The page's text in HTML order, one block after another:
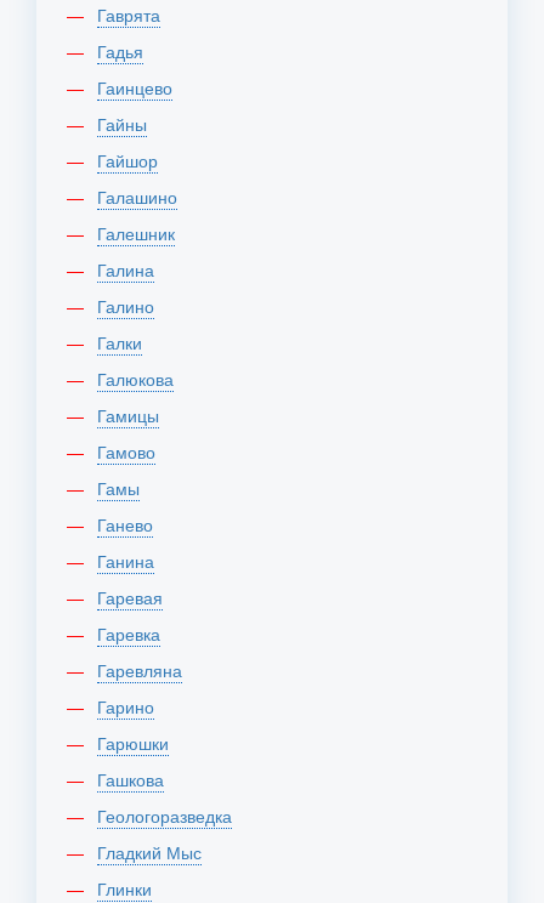
Гаврята
Гадья
Гаинцево
Гайны
Гайшор
Галашино
Галешник
Галина
Галино
Галки
Галюкова
Гамицы
Гамово
Гамы
Ганево
Ганина
Гаревая
Гаревка
Гаревляна
Гарино
Гарюшки
Гашкова
Геологоразведка
Гладкий Мыс
Глинки